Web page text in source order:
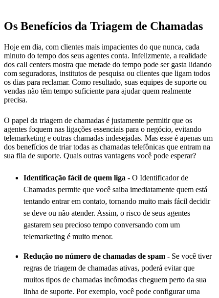
Os Benefícios da Triagem de Chamadas
Hoje em dia, com clientes mais impacientes do que nunca, cada
minuto do tempo dos seus agentes conta. Infelizmente, a realidade
dos call centers mostra que metade do tempo pode ser gasta lidando
com seguradoras, institutos de pesquisa ou clientes que ligam todos
os dias para reclamar. Como resultado, suas equipes de suporte ou
vendas não têm tempo suficiente para ajudar quem realmente
precisa.
O papel da triagem de chamadas é justamente permitir que os
agentes foquem nas ligações essenciais para o negócio, evitando
telemarketing e outras chamadas indesejadas. Mas esse é apenas um
dos benefícios de triar todas as chamadas telefônicas que entram na
sua fila de suporte. Quais outras vantagens você pode esperar?
Identificação fácil de quem liga - O Identificador de
Chamadas permite que você saiba imediatamente quem está
tentando entrar em contato, tornando muito mais fácil decidir
se deve ou não atender. Assim, o risco de seus agentes
gastarem seu precioso tempo conversando com um
telemarketing é muito menor.
Redução no número de chamadas de spam - Se você tiver
regras de triagem de chamadas ativas, poderá evitar que
muitos tipos de chamadas incômodas cheguem perto da sua
linha de suporte. Por exemplo, você pode configurar uma